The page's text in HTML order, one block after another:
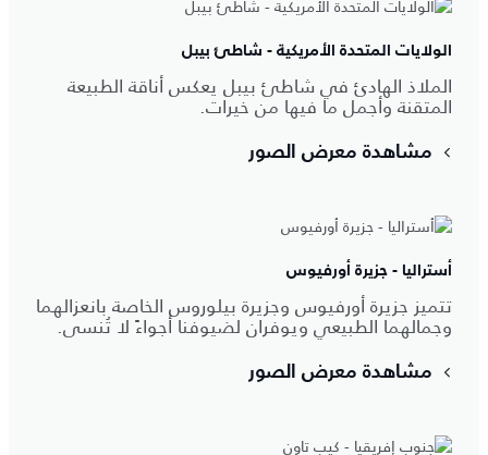
الولايات المتحدة الأمريكية - شاطئ بيبل
الملاذ الهادئ في شاطئ بيبل يعكس أناقة الطبيعة
المتقنة وأجمل ما فيها من خيرات.
مشاهدة معرض الصور
أستراليا - جزيرة أورفيوس
تتميز جزيرة أورفيوس وجزيرة بيلوروس الخاصة بانعزالهما
وجمالهما الطبيعي ويوفران لضيوفنا أجواءً لا تُنسى.
مشاهدة معرض الصور